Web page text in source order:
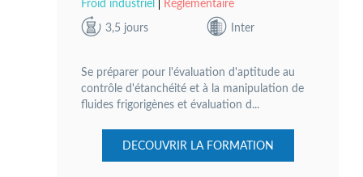
Froid industriel
Réglementaire
3,5 jours Inter
Se préparer pour l'évaluation d'aptitude au
contrôle d'étanchéité et à la manipulation de
fluides frigorigènes et évaluation d...
DECOUVRIR LA FORMATION